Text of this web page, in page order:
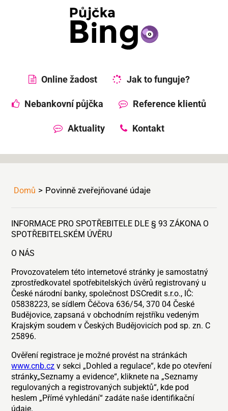
Online žadost Jak to funguje?
Nebankovní půjčka Reference klientů
Aktuality Kontakt
Domů Povinně zveřejňované údaje
INFORMACE PRO SPOTŘEBITELE DLE § 93 ZÁKONA O
SPOTŘEBITELSKÉM ÚVĚRU
O NÁS
Provozovatelem této internetové stránky je samostatný
zprostředkovatel spotřebitelských úvěrů registrovaný u
České národní banky, společnost DSCredit s.r.o., IČ:
05838223, se sídlem Čéčova 636/54, 370 04 České
Budějovice, zapsaná v obchodním rejstříku vedeným
Krajským soudem v Českých Budějovicích pod sp. zn. C
25896.
Ověření registrace je možné provést na stránkách
www.cnb.cz v sekci „Dohled a regulace“, kde po otevření
stránky„Seznamy a evidence“, kliknete na „Seznamy
regulovaných a registrovaných subjektů“, kde pod
heslem „Přímé vyhledání“ zadáte naše identifikační
údaje.